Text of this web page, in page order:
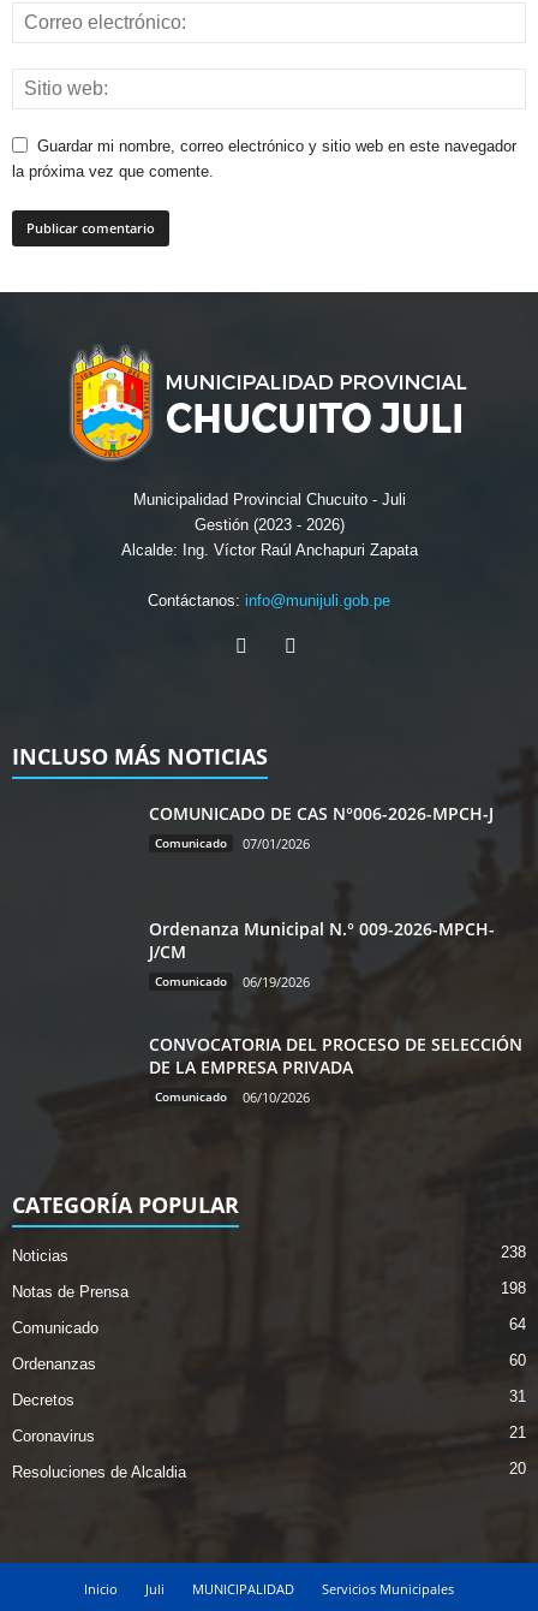
Guardar mi nombre, correo electrónico y sitio web en este navegador
la próxima vez que comente.
Municipalidad Provincial Chucuito - Juli
Gestión (2023 - 2026)
Alcalde: Ing. Víctor Raúl Anchapuri Zapata
Contáctanos: info@munijuli.gob.pe
INCLUSO MÁS NOTICIAS
COMUNICADO DE CAS N°006-2026-MPCH-J
Comunicado 07/01/2026
Ordenanza Municipal N.° 009-2026-MPCH-
J/CM
Comunicado 06/19/2026
CONVOCATORIA DEL PROCESO DE SELECCIÓN
DE LA EMPRESA PRIVADA
Comunicado 06/10/2026
CATEGORÍA POPULAR
Noticias 238
Notas de Prensa 198
Comunicado 64
Ordenanzas 60
Decretos 31
Coronavirus 21
Resoluciones de Alcaldia 20
Inicio Juli MUNICIPALIDAD
Servicios Municipales